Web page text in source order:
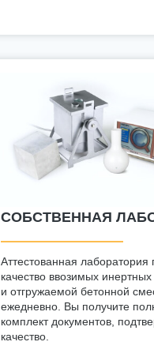
СОБСТВЕННАЯ
Аттестованная лаборатория
качество ввозимых
и отгружаемой бетонной
ежедневно. Вы получите
комплект документов,
качество.